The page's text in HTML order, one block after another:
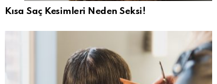
Kısa Saç Kesimleri Neden Seksi!